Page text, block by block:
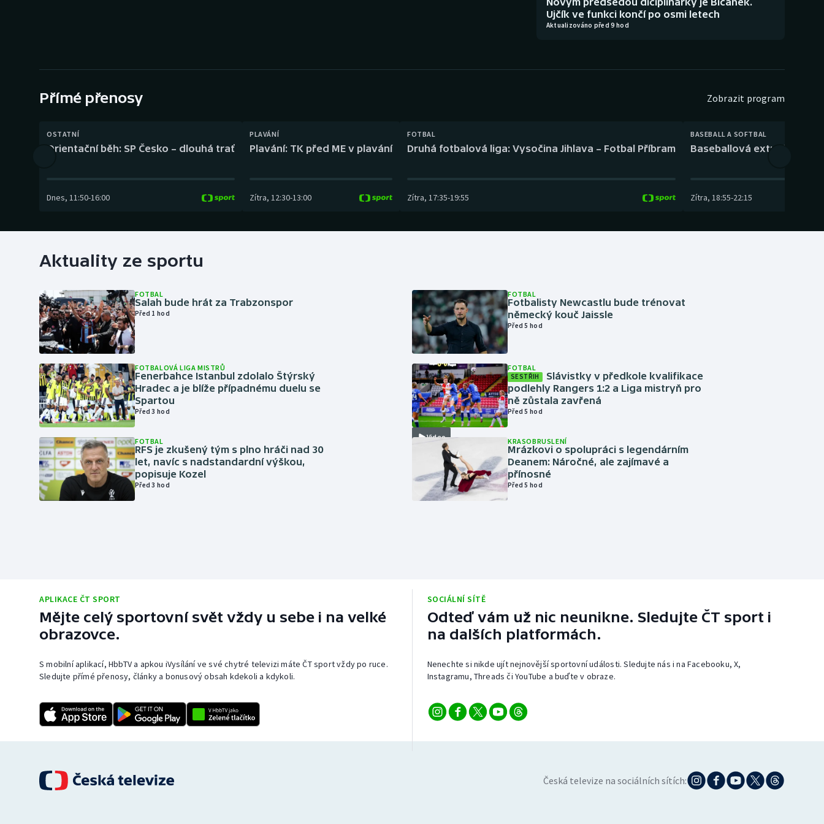
Gymnastika Plážový volejbal
Ujčík ve funkci končí po osmi letech
Aktualizováno před 9 hod
Přímé přenosy Zobrazit program
OSTATNÍ
Orientační běh: SP Česko – dlouhá trať
Dnes, 11:50-16:00
PLAVÁNÍ
Plavání: TK před ME v plavání
Zítra, 12:30-13:00
FOTBAL
Druhá fotbalová liga: Vysočina Jihlava – Fotbal Příbram
Zítra, 17:35-19:55
BASEBALL A SOFTBAL
Baseballová extraliga:
Zítra, 18:55-22:15
Aktuality ze sportu
FOTBAL
Salah bude hrát za Trabzonspor
Před 1 hod
FOTBALOVÁ LIGA MISTRŮ
Fenerbahce Istanbul zdolalo Štýrský
Hradec a je blíže případnému duelu se
Spartou
Před 3 hod
FOTBAL
RFS je zkušený tým s plno hráči nad 30
let, navíc s nadstandardní výškou,
popisuje Kozel
Před 3 hod
FOTBAL
Fotbalisty Newcastlu bude trénovat
německý kouč Jaissle
Před 5 hod
Video
FOTBAL
SESTŘIH
Slávistky v předkole kvalifikace
podlehly Rangers 1:2 a Liga mistryň pro
ně zůstala zavřená
Před 5 hod
KRASOBRUSLENÍ
Mrázkovi o spolupráci s legendárním
Deanem: Náročné, ale zajímavé a
přínosné
Před 5 hod
APLIKACE ČT SPORT
Mějte celý sportovní svět vždy u sebe i na velké
obrazovce.
S mobilní aplikací, HbbTV a apkou iVysílání ve své chytré televizi máte ČT sport vždy po ruce.
Sledujte přímé přenosy, články a bonusový obsah kdekoli a kdykoli.
SOCIÁLNÍ SÍTĚ
Odteď vám už nic neunikne. Sledujte ČT sport i
na dalších platformách.
Nenechte si nikde ujít nejnovější sportovní události. Sledujte nás i na Facebooku, X,
Instagramu, Threads či YouTube a buďte v obraze.
Česká televize na sociálních sítích: